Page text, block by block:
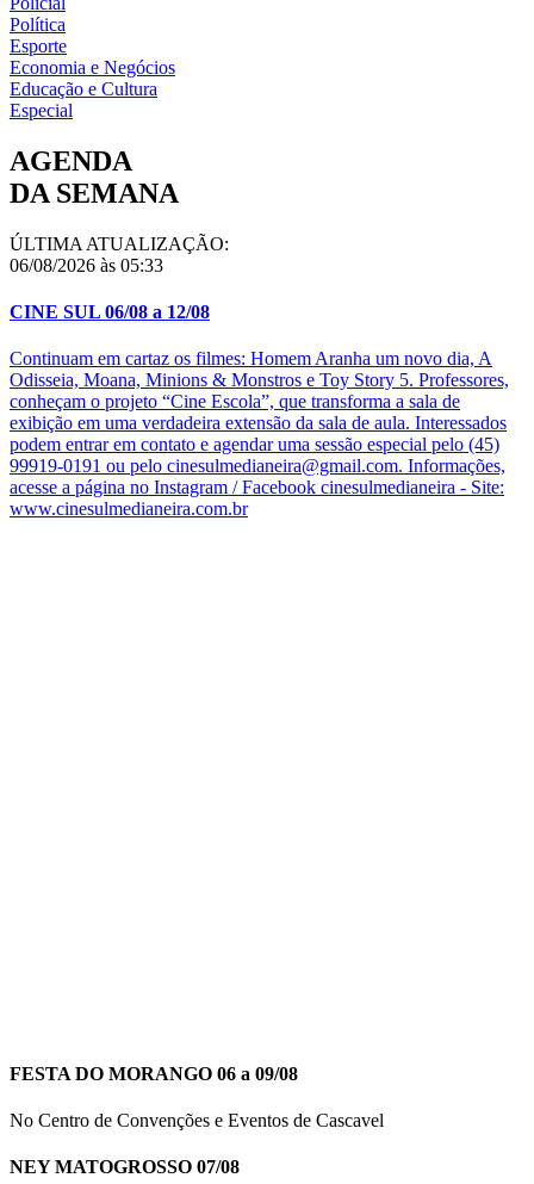
Política
Esporte
Economia e Negócios
Educação e Cultura
Especial
AGENDA
DA SEMANA
ÚLTIMA ATUALIZAÇÃO:
06/08/2026 às 05:33
CINE SUL 06/08 a 12/08
Continuam em cartaz os filmes: Homem Aranha um novo dia, A
Odisseia, Moana, Minions & Monstros e Toy Story 5. Professores,
conheçam o projeto “Cine Escola”, que transforma a sala de
exibição em uma verdadeira extensão da sala de aula. Interessados
podem entrar em contato e agendar uma sessão especial pelo (45)
99919-0191 ou pelo cinesulmedianeira@gmail.com. Informações,
acesse a página no Instagram / Facebook cinesulmedianeira - Site:
www.cinesulmedianeira.com.br
FESTA DO MORANGO 06 a 09/08
No Centro de Convenções e Eventos de Cascavel
NEY MATOGROSSO 07/08